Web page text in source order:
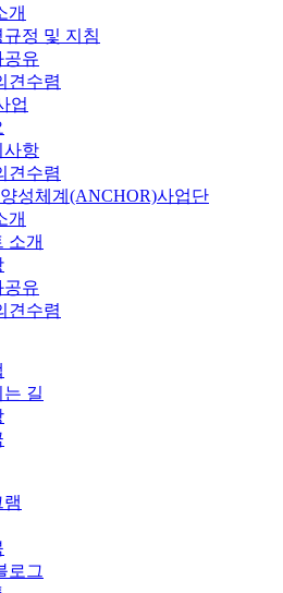
개
정 및 지침
공유
견수렴
업
사항
견수렴
성체계(ANCHOR)사업단
개
소개
공유
견수렴
길
로그